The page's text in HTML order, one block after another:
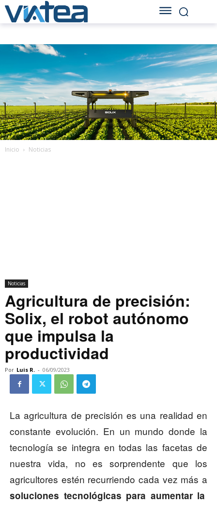
Inicio Noticias
Noticias
Agricultura de precisión:
Solix, el robot autónomo
que impulsa la
productividad
Por Luis R. - 06/09/2023
La agricultura de precisión es una realidad en
constante evolución. En un mundo donde la
tecnología se integra en todas las facetas de
nuestra vida, no es sorprendente que los
agricultores estén recurriendo cada vez más a
soluciones tecnológicas para aumentar la